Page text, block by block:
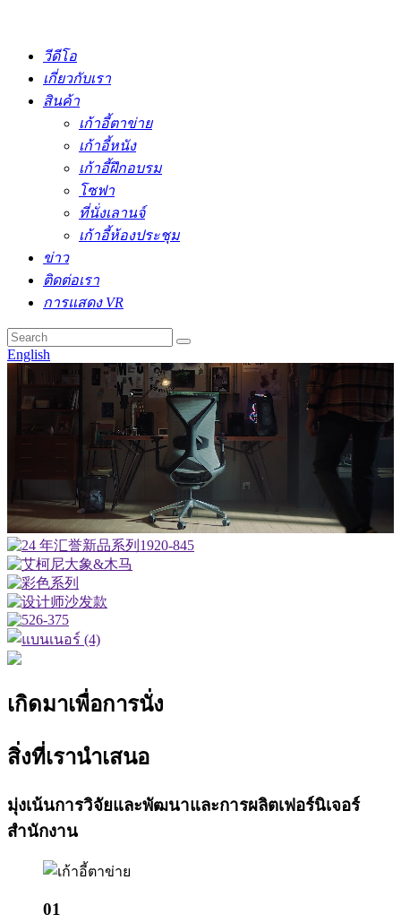
วีดีโอ
เกี่ยวกับเรา
สินค้า
เก้าอี้ตาข่าย
เก้าอี้หนัง
เก้าอี้ฝึกอบรม
โซฟา
ที่นั่งเลานจ์
เก้าอี้ห้องประชุม
ข่าว
ติดต่อเรา
การแสดง VR
English
เกิดมาเพื่อการนั่ง
สิ่งที่เรานำเสนอ
มุ่งเน้นการวิจัยและพัฒนาและการผลิตเฟอร์นิเจอร์
สำนักงาน
01